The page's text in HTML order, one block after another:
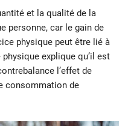
et la qualité de la
personne, car le gain de
physique peut être lié à
explique qu’il est
l’effet de
consommation de